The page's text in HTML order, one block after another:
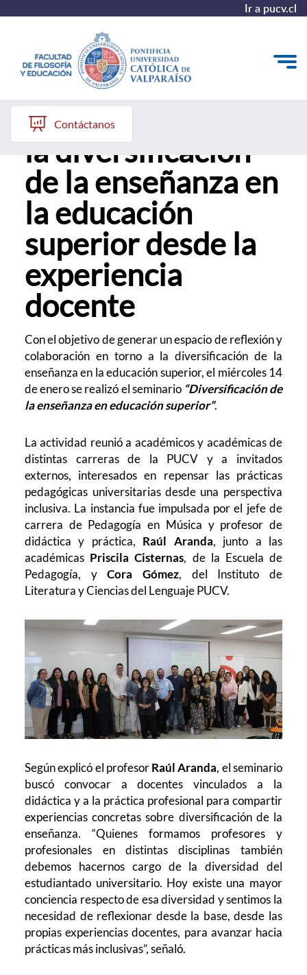
Ir a pucv.cl
Quiénes somos
Líneas de trabajo 2025-2028
Historia
Proyecto Conocimientos 2030
Contáctanos
Seminario abordó
la diversificación
de la enseñanza en
la educación
superior desde la
experiencia
docente
Con el objetivo de generar un espacio de reflexión y
colaboración en torno a la diversificación de la
enseñanza en la educación superior, el miércoles 14
de enero se realizó el seminario “Diversificación de
la enseñanza en educación superior”.
La actividad reunió a académicos y académicas de
distintas carreras de la PUCV y a invitados
externos, interesados en repensar las prácticas
pedagógicas universitarias desde una perspectiva
inclusiva. La instancia fue impulsada por el jefe de
carrera de Pedagogía en Música y profesor de
didáctica y práctica, Raúl Aranda, junto a las
académicas Priscila Cisternas, de la Escuela de
Pedagogía, yCora Gómez, del Instituto de
Literatura y Ciencias del Lenguaje PUCV.
Según explicó el profesorRaúl Aranda, el seminario
buscó convocar a docentes vinculados a la
didáctica y a la práctica profesional para compartir
experiencias concretas sobre diversificación de la
enseñanza. “Quienes formamos profesores y
profesionales en distintas disciplinas también
debemos hacernos cargo de la diversidad del
estudiantado universitario. Hoy existe una mayor
conciencia respecto de esa diversidad y sentimos la
necesidad de reflexionar desde la base, desde las
propias experiencias docentes, para avanzar hacia
prácticas más inclusivas”, señaló.